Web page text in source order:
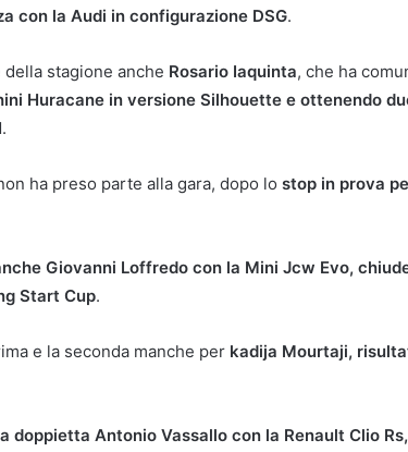
con la Audi in configurazione DSG.
stagione anche Rosario Iaquinta, che ha
Huracane in versione Silhouette e ottenendo
.
ha preso parte alla gara, dopo lo stop in prova
Giovanni Loffredo con la Mini Jcw Evo,
Start Cup.
e la seconda manche per kadija Mourtaji,
doppietta Antonio Vassallo con la Renault Clio